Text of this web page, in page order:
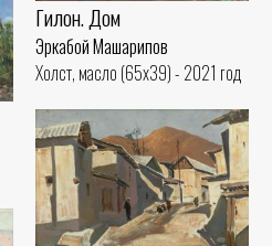
Гилон. Дом
Эркабой Машарипов
Холст, масло (65x39) - 2021 год